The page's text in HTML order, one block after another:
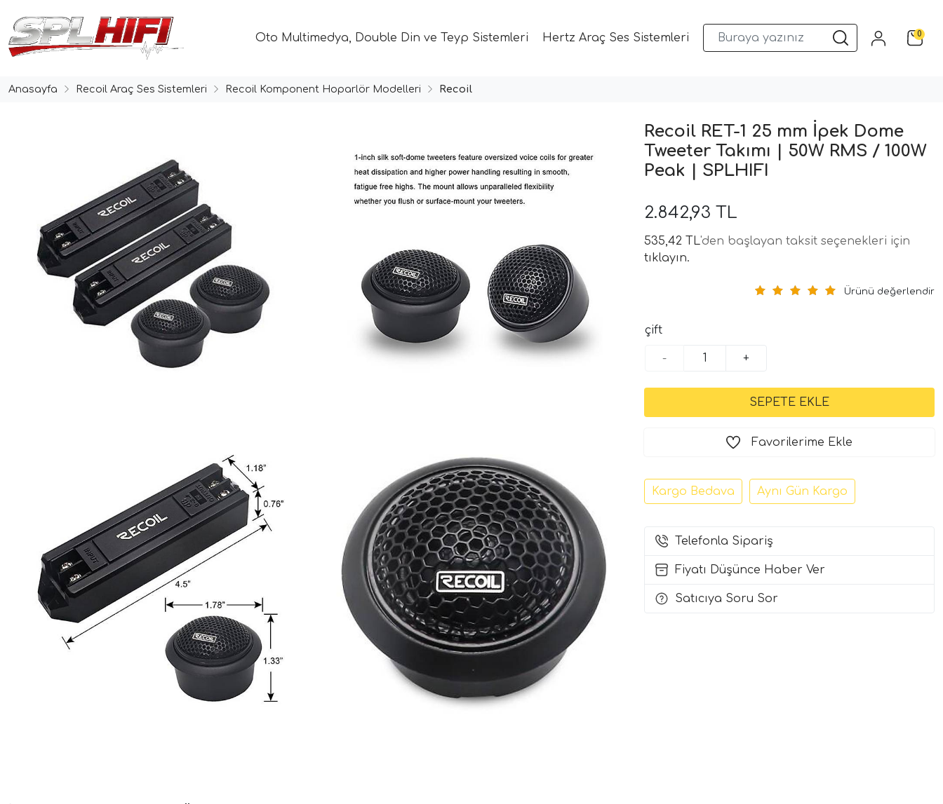
Oto Multimedya, Double Din ve Teyp Sistemleri Hertz Araç Ses Sistemleri Musway DSP ve Araç Ses Sistemleri 0
Anasayfa Recoil Araç Ses Sistemleri Recoil Komponent Hoparlör Modelleri Recoil
Recoil RET-1 25 mm İpek Dome
Tweeter Takımı | 50W RMS / 100W
Peak | SPLHIFI
2.842,93 TL
535,42 TL'den başlayan taksit seçenekleri için
tıklayın.
Ürünü değerlendir
çift
- +
Favorilerime Ekle
Kargo Bedava Aynı Gün Kargo
Telefonla Sipariş
Fiyatı Düşünce Haber Ver
Satıcıya Soru Sor